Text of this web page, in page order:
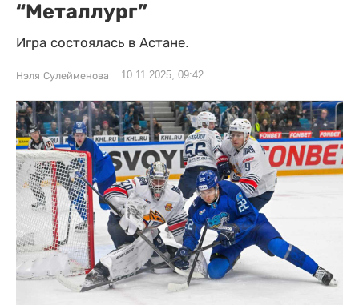
“Металлург”
Игра состоялась в Астане.
Нэля Сулейменова 10.11.2025, 09:42